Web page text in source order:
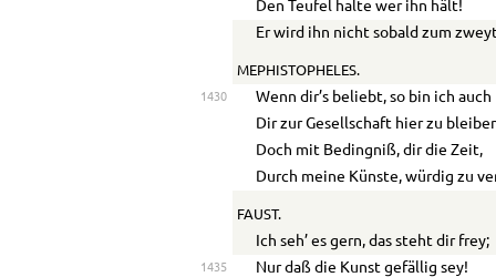
Den Teufel halte wer ihn hält!
Er wird ihn nicht sobald zum
MEPHISTOPHELES.
1430
Wenn dir’s beliebt, so bin ich
Dir zur Gesellschaft hier zu
Doch mit Bedingniß, dir die Zeit,
Durch meine Künste, würdig zu
FAUST.
Ich seh’ es gern, das steht dir frey;
1435 Nur daß die Kunst gefällig sey!